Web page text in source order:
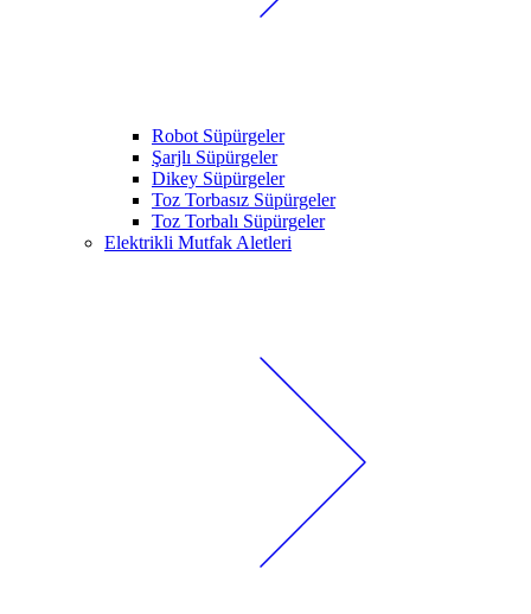
Robot Süpürgeler
Şarjlı Süpürgeler
Dikey Süpürgeler
Toz Torbasız Süpürgeler
Toz Torbalı Süpürgeler
Elektrikli Mutfak Aletleri